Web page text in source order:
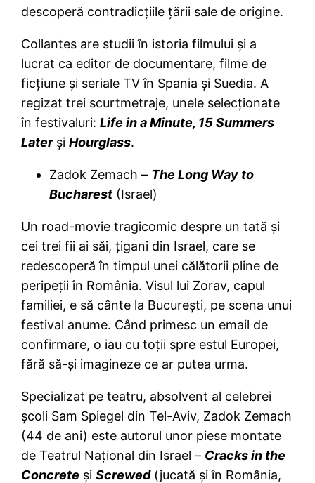
descoperă contradicţiile ţării sale de origine.
Collantes are studii în istoria filmului şi a
lucrat ca editor de documentare, filme de
ficţiune şi seriale TV în Spania şi Suedia. A
regizat trei scurtmetraje, unele selecţionate
în festivaluri:Life in a Minute, 15 Summers
LaterşiHourglass.
Zadok Zemach – The Long Way to
Bucharest (Israel)
Un road-movie tragicomic despre un tată şi
cei trei fii ai săi, ţigani din Israel, care se
redescoperă în timpul unei călătorii pline de
peripeţii în România. Visul lui Zorav, capul
familiei, e să cânte la Bucureşti, pe scena unui
festival anume. Când primesc un email de
confirmare, o iau cu toţii spre estul Europei,
fără să-şi imagineze ce ar putea urma.
Specializat pe teatru, absolvent al celebrei
şcoli Sam Spiegel din Tel-Aviv, Zadok Zemach
(44 de ani) este autorul unor piese montate
de Teatrul Naţional din Israel – Cracks in the
Concrete şiScrewed(jucată şi în România,